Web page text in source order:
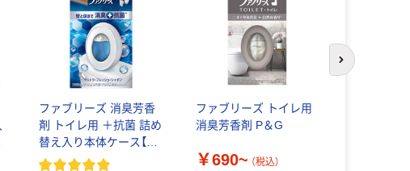
ファブリーズ 消臭芳香
剤 トイレ用 ＋抗菌 詰め
替え入り本体ケース【香
り各種】
ファブリーズ トイレ用
消臭芳香剤 P＆G
￥690~ （税込）
次のスライド